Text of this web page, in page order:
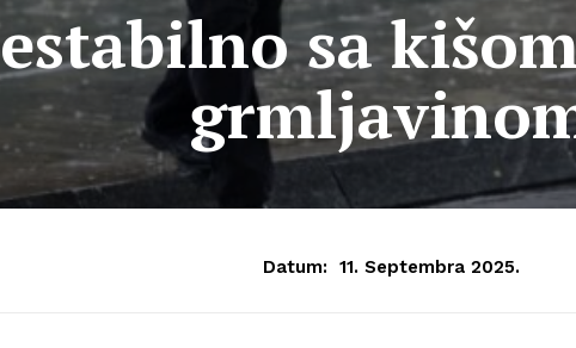
sa
Datum: 11. Septembra 2025.